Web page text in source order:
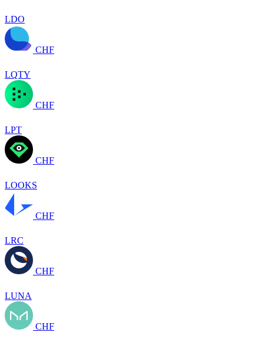
LDO
CHF
LQTY
CHF
LPT
CHF
LOOKS
CHF
LRC
CHF
LUNA
CHF